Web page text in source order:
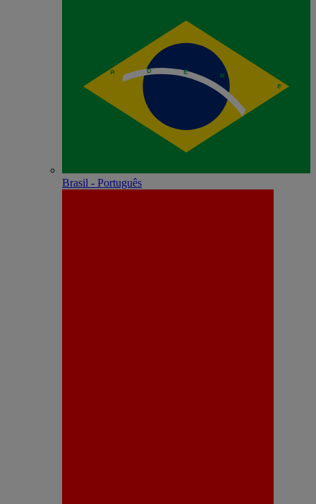
Brasil - Português